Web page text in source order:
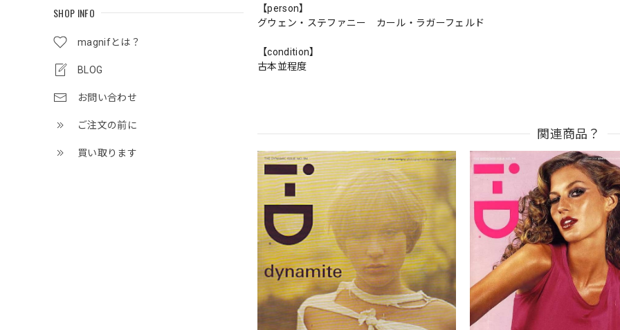
SHOP INFO
magnifとは？
BLOG
お問い合わせ
ご注文の前に
買い取ります
【person】
グウェン・ステファニー カール・ラガーフェルド
【condition】
古本並程度
関連商品？